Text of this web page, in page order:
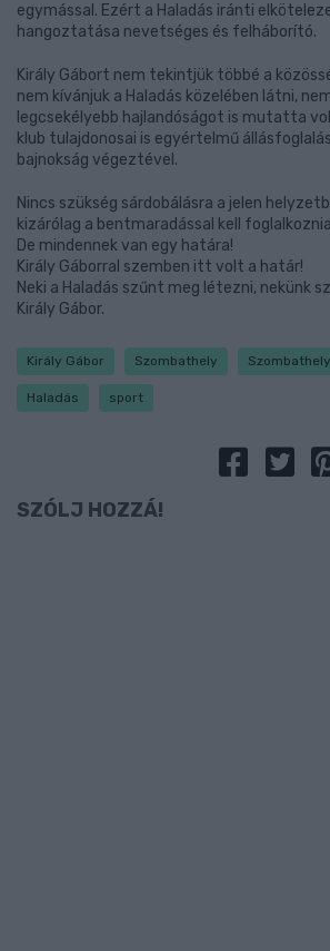
egymással. Ezért a Haladás iránti
hangoztatása nevetséges és felháborító.
Király Gábort nem tekintjük többé a
nem kívánjuk a Haladás közelében látni,
legcsekélyebb hajlandóságot is mutatta
klub tulajdonosai is egyértelmű
bajnokság végeztével.
Nincs szükség sárdobálásra a jelen
kizárólag a bentmaradással kell
De mindennek van egy határa!
Király Gáborral szemben itt volt a határ!
Neki a Haladás szűnt meg létezni, nekünk
Király Gábor.
Király Gábor Szombathely
Haladás sport
SZÓLJ HOZZÁ!